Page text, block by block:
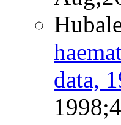
data,